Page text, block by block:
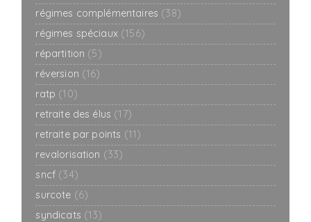
régimes complémentaires (38)
régimes spéciaux (156)
répartition (5)
réversion (16)
ratp (10)
retraite des élus (17)
retraite par points (11)
revalorisation (33)
sncf (34)
surcote (6)
syndicats (13)